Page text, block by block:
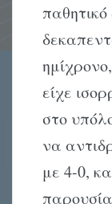
είχε
στο
να
με 4-0,